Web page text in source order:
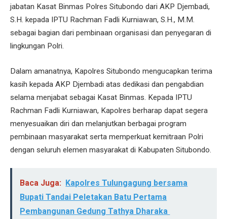
jabatan Kasat Binmas Polres Situbondo dari AKP Djembadi,
S.H. kepada IPTU Rachman Fadli Kurniawan, S.H., M.M.
sebagai bagian dari pembinaan organisasi dan penyegaran di
lingkungan Polri.
Dalam amanatnya, Kapolres Situbondo mengucapkan terima
kasih kepada AKP Djembadi atas dedikasi dan pengabdian
selama menjabat sebagai Kasat Binmas. Kepada IPTU
Rachman Fadli Kurniawan, Kapolres berharap dapat segera
menyesuaikan diri dan melanjutkan berbagai program
pembinaan masyarakat serta memperkuat kemitraan Polri
dengan seluruh elemen masyarakat di Kabupaten Situbondo.
Baca Juga: Kapolres Tulungagung bersama
Bupati Tandai Peletakan Batu Pertama
Pembangunan Gedung Tathya Dharaka